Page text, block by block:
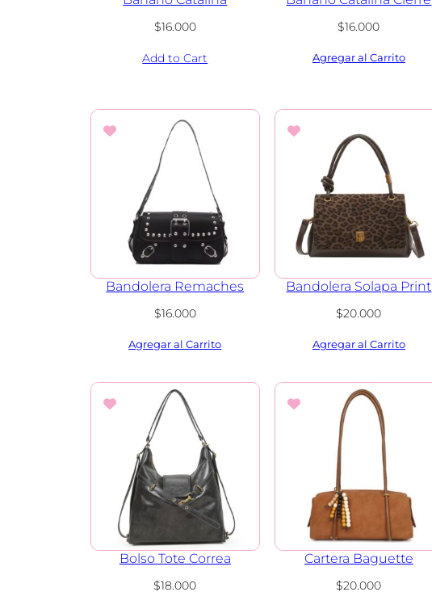
$16.000
Add to Cart
$16.000
Bandolera Remaches
$16.000
Bandolera Solapa Print
$20.000
Bolso Tote Correa
$18.000
Cartera Baguette
$20.000